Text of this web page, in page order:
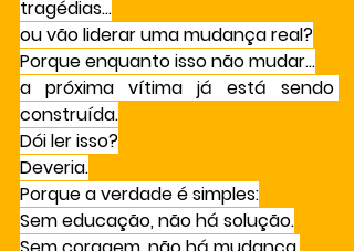
tragédias…
ou vão liderar uma mudança real?
Porque enquanto isso não mudar…
a próxima vítima já está sendo
construída.
Dói ler isso?
Deveria.
Porque a verdade é simples:
Sem educação, não há solução.